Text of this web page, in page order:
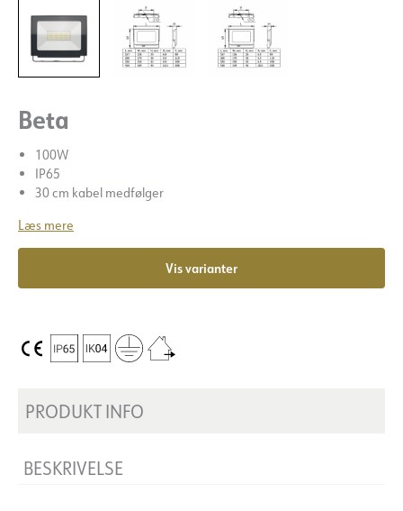
Beta
100W
IP65
30 cm kabel medfølger
Læs mere
Vis varianter
PRODUKT INFO
BESKRIVELSE